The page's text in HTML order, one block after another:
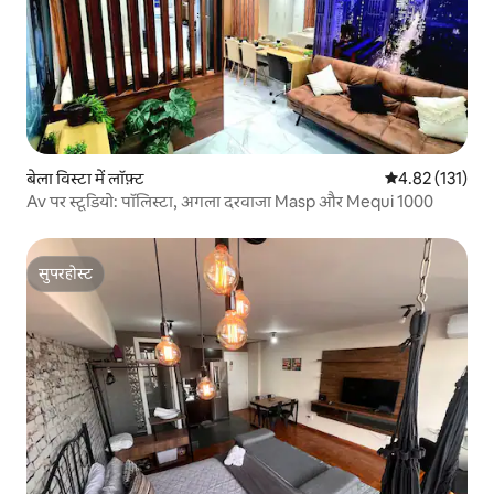
बेला विस्टा में लॉफ़्ट औसत रेटिंग 5 में से
4.82 (131)
Av पर स्टूडियो: पॉलिस्टा, अगला दरवाजा Masp और Mequi 1000
सुपरहोस्ट
सुपरहोस्ट